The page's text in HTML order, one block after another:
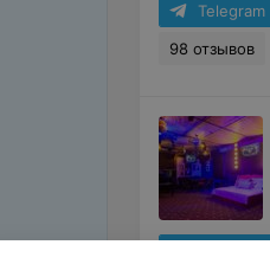
Telegram
98 отзывов